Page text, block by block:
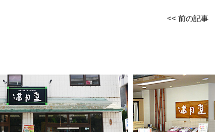
<< 前の記事